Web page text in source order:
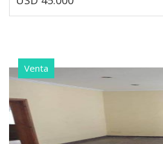
Venta